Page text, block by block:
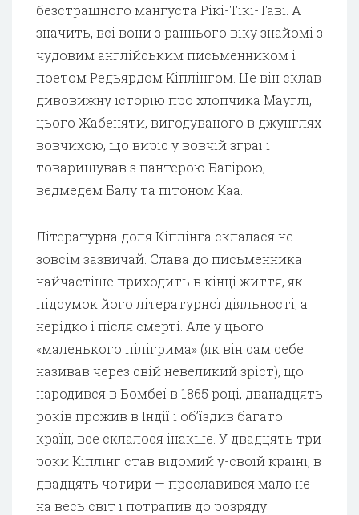
безстрашного мангуста Рікі-Тікі-Таві. А
значить, всі вони з раннього віку знайомі з
чудовим англійським письменником і
поетом Редьярдом Кіплінгом. Це він склав
дивовижну історію про хлопчика Мауглі,
цього Жабеняти, вигодуваного в джунглях
вовчихою, що виріс у вовчій зграї і
товаришував з пантерою Багірою,
ведмедем Балу та пітоном Каа.
Літературна доля Кіплінга склалася не
зовсім зазвичай. Слава до письменника
найчастіше приходить в кінці життя, як
підсумок його літературної діяльності, а
нерідко і після смерті. Але у цього
«маленького пілігрима» (як він сам себе
називав через свій невеликий зріст), що
народився в Бомбеї в 1865 році, дванадцять
років прожив в Індії і об’їздив багато
країн, все склалося інакше. У двадцять три
роки Кіплінг став відомий у-своїй країні, в
двадцять чотири — прославився мало не
на весь світ і потрапив до розряду